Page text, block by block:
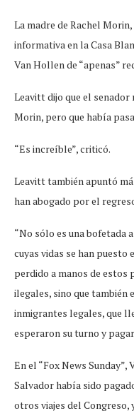
La madre de Rachel
informativa en la Casa
Van Hollen de “apenas”
Leavitt dijo que el
Morin, pero que había
“Es increíble”, criticó.
Leavitt también apuntó
han abogado por el
“No sólo es una bofetada
cuyas vidas se han puesto
perdido a manos de
ilegales, sino que también
inmigrantes legales, que
esperaron su turno y
En el “Fox News Sunday”,
Salvador había sido
otros viajes del Congreso,